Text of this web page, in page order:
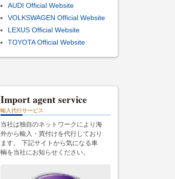
AUDI Official Website
VOLKSWAGEN Official Website
LEXUS Official Website
TOYOTA Official Website
Import agent service
輸入代行サービス
当社は独自のネットワークにより海
外から輸入・買付けを代行しており
ます。 下記サイトから気になる車
輌を当社にお知らせください。